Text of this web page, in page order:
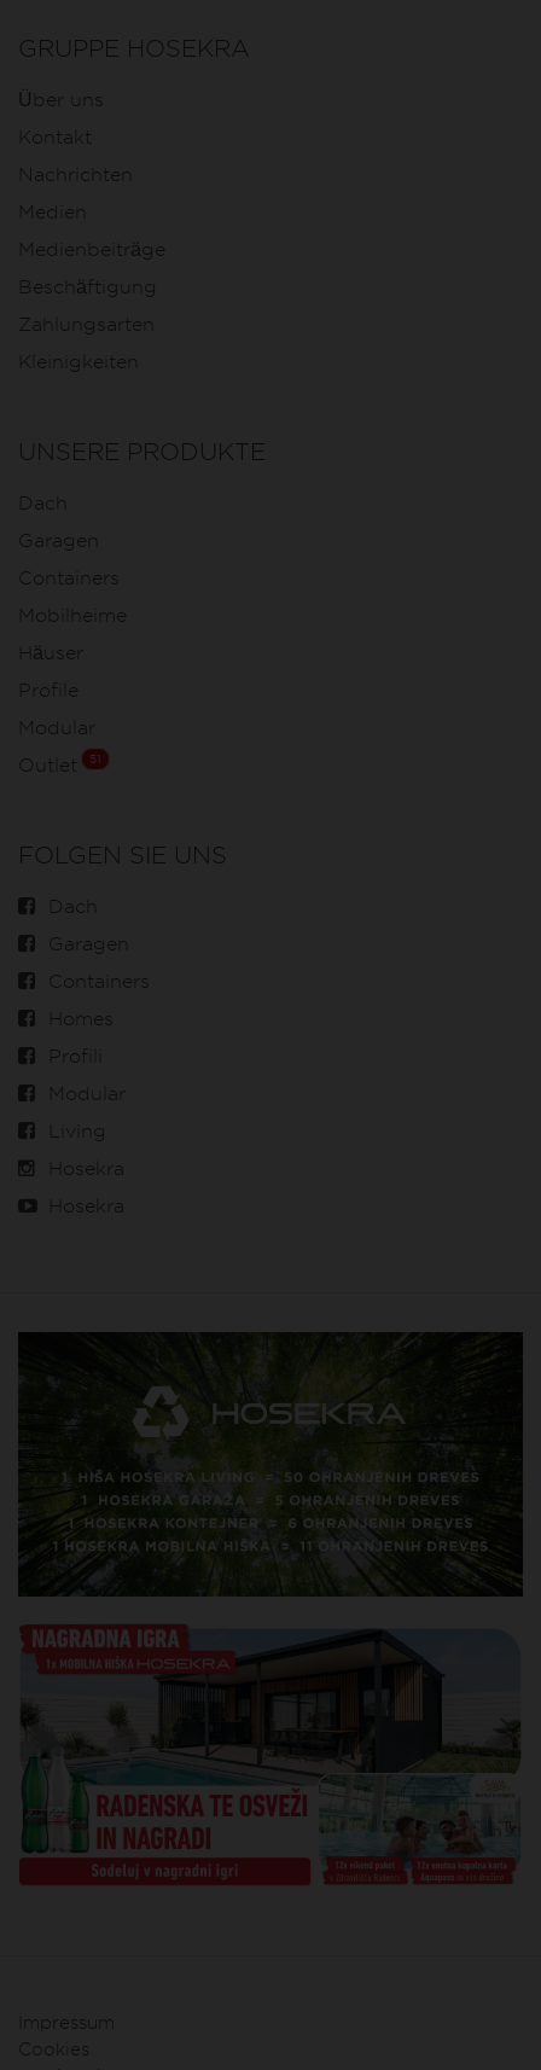
GRUPPE HOSEKRA
Über uns
Kontakt
Nachrichten
Medien
Medienbeiträge
Beschäftigung
Zahlungsarten
Kleinigkeiten
UNSERE PRODUKTE
Dach
Garagen
Containers
Mobilheime
Häuser
Profile
Modular
Outlet
51
FOLGEN SIE UNS
Dach
Garagen
Containers
Homes
Profili
Modular
Living
Hosekra
Hosekra
Impressum
Cookies